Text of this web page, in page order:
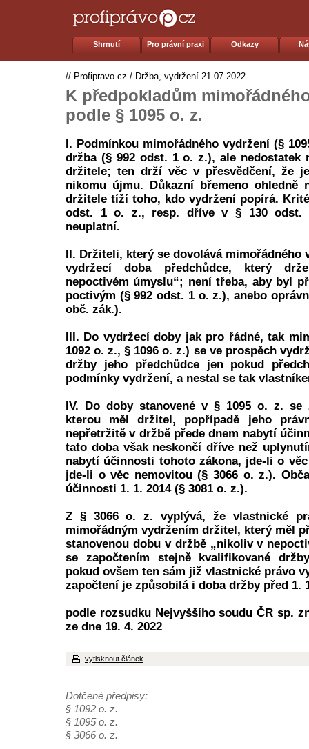
Shrnutí Pro právní praxi Odkazy
// Profipravo.cz / Držba, vydržení 21.07.2022
K předpokladům
podle § 1095 o. z.
I. Podmínkou mimořádného vydržení (§
držba (§ 992 odst. 1 o. z.), ale nedostatek
držitele; ten drží věc v přesvědčení, že
nikomu újmu. Důkazní břemeno ohledně
držitele tíží toho, kdo vydržení popírá.
odst. 1 o. z., resp. dříve v § 130 odst.
neuplatní.
II. Držiteli, který se dovolává mimořádného
vydržecí doba předchůdce, který
nepoctivém úmyslu“; není třeba, aby byl
poctivým (§ 992 odst. 1 o. z.), anebo
obč. zák.).
III. Do vydržecí doby jak pro řádné, tak
1092 o. z., § 1096 o. z.) se ve prospěch
držby jeho předchůdce jen pokud
podmínky vydržení, a nestal se tak
IV. Do doby stanovené v § 1095 o. z. se
kterou měl držitel, popřípadě jeho
nepřetržitě v držbě přede dnem nabytí
tato doba však neskončí dříve než
nabytí účinnosti tohoto zákona, jde-li o
jde-li o věc nemovitou (§ 3066 o. z.).
účinnosti 1. 1. 2014 (§ 3081 o. z.).
Z § 3066 o. z. vyplývá, že vlastnické
mimořádným vydržením držitel, který měl
stanovenou dobu v držbě „nikoliv v
se započtením stejně kvalifikované
pokud ovšem ten sám již vlastnické právo
započtení je způsobilá i doba držby před 1.
podle rozsudku Nejvyššího soudu ČR sp.
ze dne 19. 4. 2022
vytisknout článek
Dotčené předpisy:
§ 1092 o. z.
§ 1095 o. z.
§ 3066 o. z.